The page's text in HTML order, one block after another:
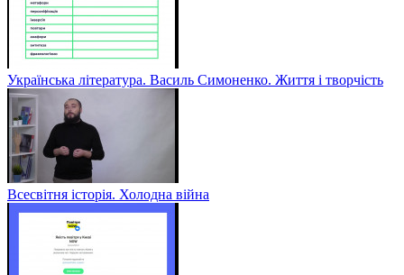
Українська література. Василь Симоненко. Життя і творчість
Всесвітня історія. Холодна війна